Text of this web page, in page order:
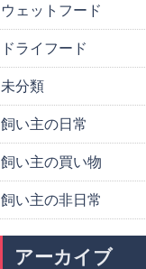
ウェットフード
ドライフード
未分類
飼い主の日常
飼い主の買い物
飼い主の非日常
アーカイブ